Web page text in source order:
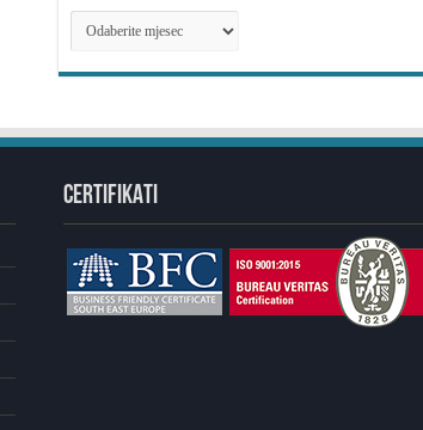
ARHIVA
NOVOSTI
CERTIFIKATI